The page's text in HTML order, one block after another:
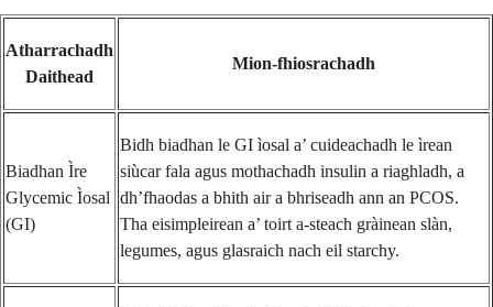
Atharrachadh
Daithead
Mion-fhiosrachadh
Biadhan Ìre
Glycemic Ìosal
(GI)
Bidh biadhan le GI ìosal a’ cuideachadh le ìrean
siùcar fala agus mothachadh insulin a riaghladh, a
dh’fhaodas a bhith air a bhriseadh ann an PCOS.
Tha eisimpleirean a’ toirt a-steach gràinean slàn,
legumes, agus glasraich nach eil starchy.